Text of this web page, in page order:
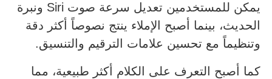
يمكن للمستخدمين تعديل سرعة صوت Siri ونبرة
الحديث، بينما أصبح الإملاء ينتج نصوصاً أكثر دقة
وتنظيماً مع تحسين علامات الترقيم والتنسيق.
كما أصبح التعرف على الكلام أكثر طبيعية، مما